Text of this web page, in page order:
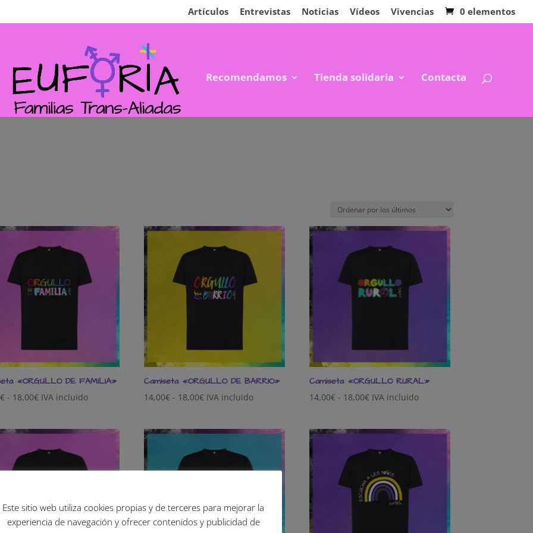
Artículos Entrevistas Noticias Vídeos Vivencias 0 elementos
Recomendamos Tienda solidaria Contacta
«ORGULLO DE FAMILIA»
€ - 18,00€Rango
desde
14,00€
IVA incluido
Camiseta «ORGULLO DE BARRIO»
14,00€ - 18,00€Rango
desde
14,00€
IVA incluido
Camiseta «ORGULLO RURAL»
14,00€ - 18,00€Rango
desde
14,00€
18,00€
IVA incluido
Este sitio web utiliza cookies propias y de terceres para mejorar la
experiencia de navegación y ofrecer contenidos y publicidad de